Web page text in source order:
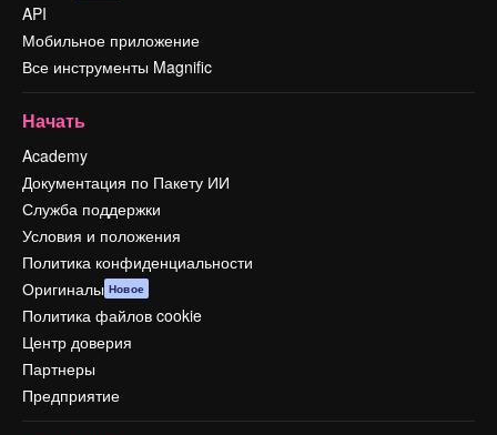
API
Мобильное приложение
Все инструменты Magnific
Начать
Academy
Документация по Пакету ИИ
Служба поддержки
Условия и положения
Политика конфиденциальности
Оригиналы Новое
Политика файлов cookie
Центр доверия
Партнеры
Предприятие